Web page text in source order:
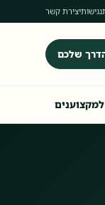
נגישותיצירת קשר
שלכם
למקצוענים